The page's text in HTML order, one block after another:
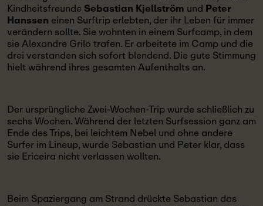
KindheitsfreundeSebastian Kjellström und Peter
Hanssen einen Surftrip erlebten, der ihr Leben für immer
verändern sollte. Sie wohnten in einem Surfcamp, in dem
sie Alexandre Grilo trafen. Er arbeitete im Camp und die
drei verstanden sich sofort blendend. Die gute Stimmung
hielt während ihres gesamten Aufenthalts an.
Der ursprüngliche Zwei-Wochen-Trip wurde schließlich zu
sechs Wochen. Während der letzten Surfsession ganz am
Ende des Trips, bei leichtem Nebel und ohne andere
Surfer im Lineup, wurde Sebastian und Peter klar, dass
sie Ericeira nicht verlassen wollten.
Beim Spaziergang am Strand drückte Sebastian das